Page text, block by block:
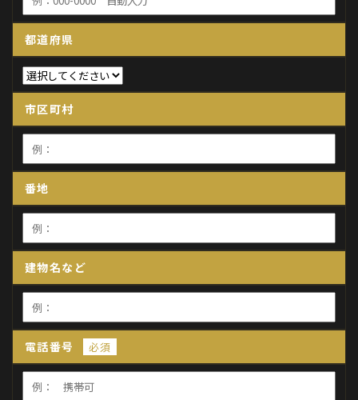
都道府県
市区町村
番地
建物名など
電話番号 必須